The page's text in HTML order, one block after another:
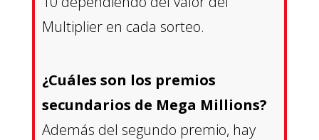
Multiplier en cada sorteo.
¿Cuáles son los premios
secundarios de Mega Millions?
Además del segundo premio, hay